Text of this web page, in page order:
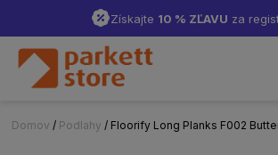
Získajte 10 % ZĽAVU za
Domov / Podlahy / Floorify Long Planks F002